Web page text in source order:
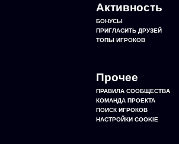
Активность
БОНУСЫ
ПРИГЛАСИТЬ ДРУЗЕЙ
ТОПЫ ИГРОКОВ
Прочее
ПРАВИЛА СООБЩЕСТВА
КОМАНДА ПРОЕКТА
ПОИСК ИГРОКОВ
НАСТРОЙКИ COOKIE